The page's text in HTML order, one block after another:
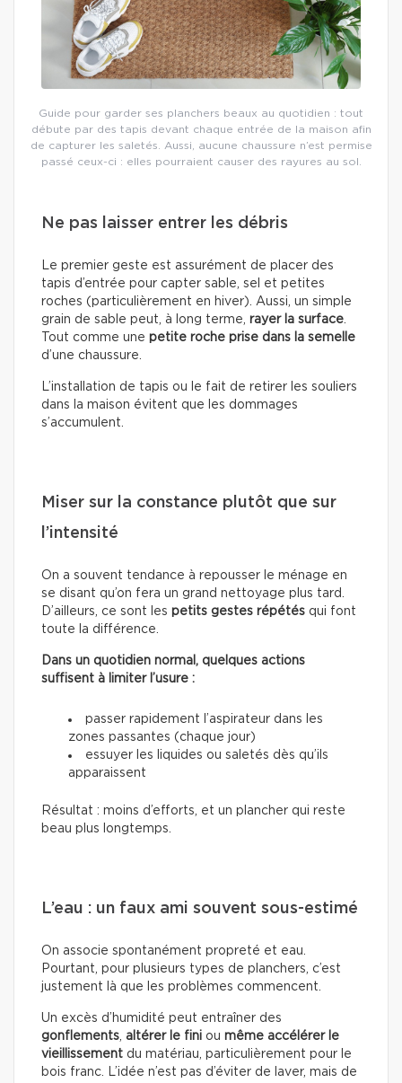
Guide pour garder ses planchers beaux au quotidien : tout
débute par des tapis devant chaque entrée de la maison afin
de capturer les saletés. Aussi, aucune chaussure n’est permise
passé ceux-ci : elles pourraient causer des rayures au sol.
Ne pas laisser entrer les débris
Le premier geste est assurément de placer des
tapis d’entrée pour capter sable, sel et petites
roches (particulièrement en hiver). Aussi, un simple
grain de sable peut, à long terme, rayer la surface
Tout comme une petite roche prise dans la semelle
d’une chaussure.
L’installation de tapis ou le fait de retirer les souliers
dans la maison évitent que les dommages
s’accumulent.
Miser sur la constance plutôt que sur
l’intensité
On a souvent tendance à repousser le ménage en
se disant qu’on fera un grand nettoyage plus tard.
D’ailleurs, ce sont les petits gestes répétés qui font
toute la différence.
Dans un quotidien normal, quelques actions
suffisent à limiter l’usure :
passer rapidement l’aspirateur dans les
zones passantes (chaque jour)
essuyer les liquides ou saletés dès qu’ils
apparaissent
Résultat : moins d’efforts, et un plancher qui reste
beau plus longtemps.
L’eau : un faux ami souvent sous-estimé
On associe spontanément propreté et eau.
Pourtant, pour plusieurs types de planchers, c’est
justement là que les problèmes commencent.
Un excès d’humidité peut entraîner des
gonflements altérer le fini ou même accélérer le
vieillissement du matériau, particulièrement pour le
bois franc. L’idée n’est pas d’éviter de laver, mais de